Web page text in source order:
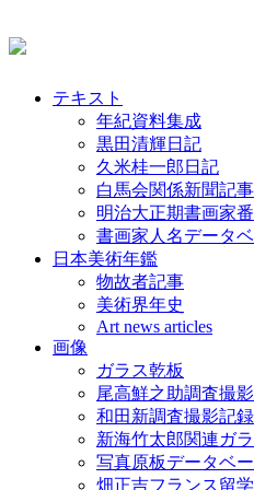
テキスト
年紀資料集成
黒田清輝日記
久米桂一郎日記
白馬会関係新聞記事
明治大正期書画家
書画家人名データ
日本美術年鑑
物故者記事
美術界年史
Art news articles
画像
ガラス乾板
尾高鮮之助調査撮
和田新調査撮影記録
新海竹太郎関連ガ
写真原板データベー
畑正吉フランス留